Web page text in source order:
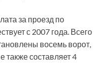
за проезд по
с 2007 года. Всего
восемь ворот,
также составляет 4